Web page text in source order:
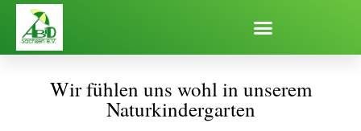
Inhalt
springen
Wir fühlen uns wohl in unserem
Naturkindergarten